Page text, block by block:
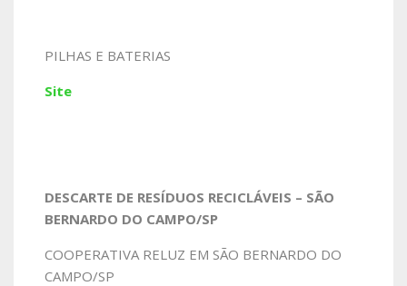
PILHAS E BATERIAS
Site
DESCARTE DE RESÍDUOS RECICLÁVEIS – SÃO
BERNARDO DO CAMPO/SP
COOPERATIVA RELUZ EM SÃO BERNARDO DO
CAMPO/SP